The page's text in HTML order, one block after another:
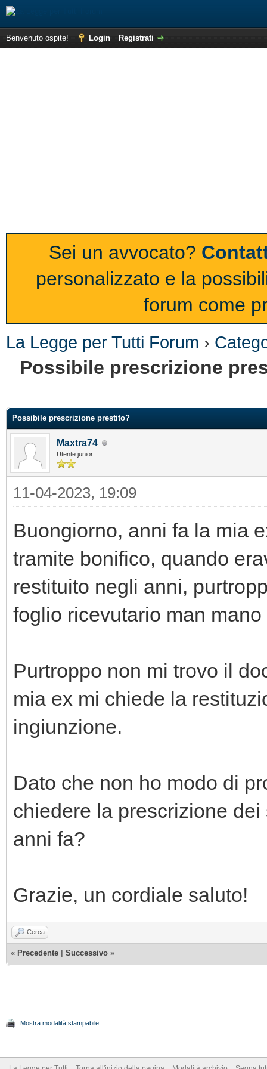
Benvenuto ospite! Login Registrati
Sei un avvocato?
personalizzato e la
forum come
La Legge per Tutti Forum ›
Possibile prescrizione
Possibile prescrizione prestito?
Maxtra74
Utente junior
11-04-2023, 19:09
Buongiorno, anni fa la mia
tramite bonifico, quando
restituito negli anni,
foglio ricevutario man
Purtroppo non mi trovo il
mia ex mi chiede la
ingiunzione.
Dato che non ho modo di
chiedere la prescrizione
anni fa?
Grazie, un cordiale saluto!
Cerca
« Precedente Successivo »
Mostra modalità stampabile